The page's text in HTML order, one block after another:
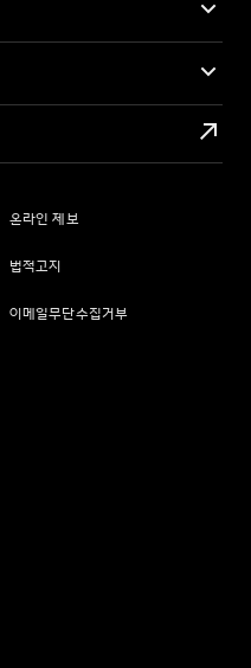
온라인 제보
법적고지
이메일무단수집거부